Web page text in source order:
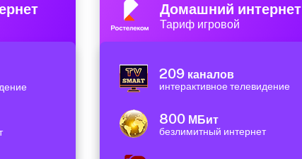
Домашний интернет
Тариф игровой
209 каналов
интерактивное телевидение
800 МБит
безлимитный интернет